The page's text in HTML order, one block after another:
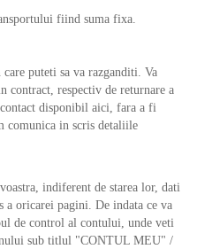
fiind suma fixa.
puteti sa va razganditi. Va
contract, respectiv de returnare a
disponibil aici, fara a fi
comunica in scris detaliile
indiferent de starea lor, dati
a oricarei pagini. De indata ce va
de control al contului, unde veti
sub titlul "CONTUL MEU" /